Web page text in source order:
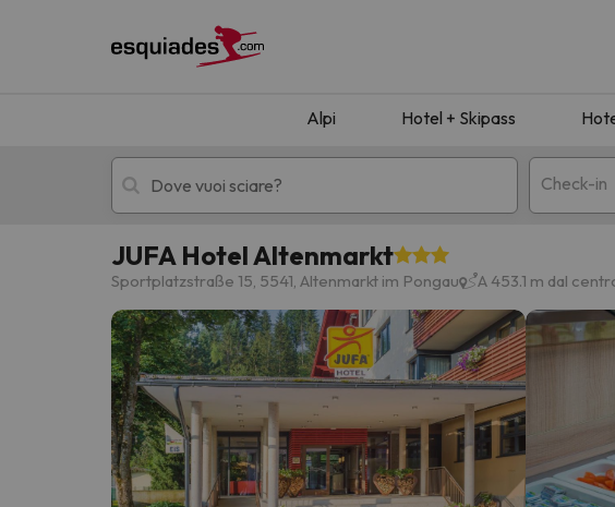
Alpi Hotel + Skipass
Check-in
Hotel + skipass Hotel di montagna
Ops, non abbiamo trovato alcun risultato corrispondente alla
JUFA Hotel Altenmarkt
Sportplatzstraße 15, 5541, Altenmarkt im Pongau A 453.1 m dal